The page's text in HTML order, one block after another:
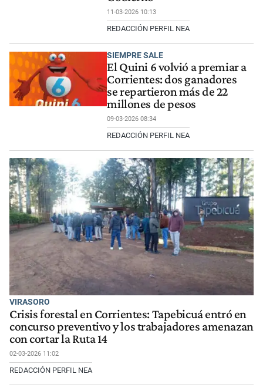
11-03-2026 10:13
REDACCIÓN PERFIL NEA
SIEMPRE SALE
El Quini 6 volvió a premiar a
Corrientes: dos ganadores
se repartieron más de 22
millones de pesos
09-03-2026 08:34
REDACCIÓN PERFIL NEA
VIRASORO
Crisis forestal en Corrientes: Tapebicuá entró en
concurso preventivo y los trabajadores amenazan
con cortar la Ruta 14
02-03-2026 11:02
REDACCIÓN PERFIL NEA